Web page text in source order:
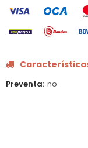
Preventa no